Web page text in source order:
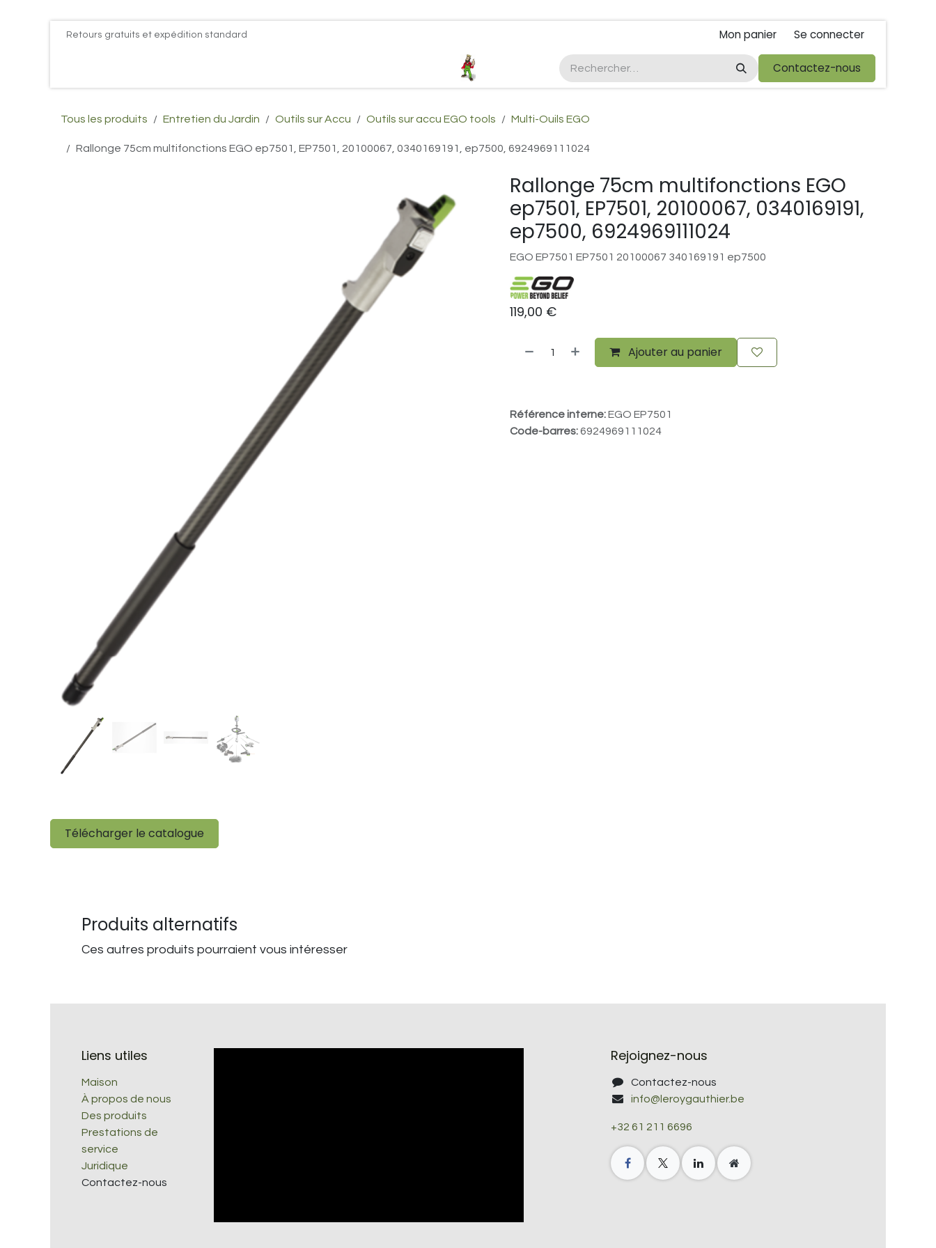
Se rendre au contenuRetours gratuits et expédition standard Mon panier Se connecter
Plus d'infos Kubota 38cv EGO Kubota foire de libramont Droit de rétractations
Contactez-nous
Tous les produits Entretien du Jardin Outils sur Accu Outils sur accu EGO tools Multi-Ouils EGO
Rallonge 75cm multifonctions EGO ep7501, EP7501, 20100067, 0340169191, ep7500, 6924969111024
Rallonge 75cm multifonctions EGO
ep7501, EP7501, 20100067, 0340169191,
ep7500, 6924969111024
EGO EP7501 EP7501 20100067 340169191 ep7500
119,00 €
Ajouter au panier
Référence interne:EGO EP7501
Code-barres:6924969111024
Télécharger le catalogue
Produits alternatifs
Ces autres produits pourraient vous intéresser
Liens utiles
Maison
À propos de nous
Des produits
Prestations de
service
Juridique
Contactez-nous
Rejoignez-nous
Contactez-nous
info@leroygauthier.be
+32 61 211 6696